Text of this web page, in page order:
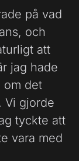
på vad
och
att
jag hade
om det
Vi gjorde
tyckte att
vara med